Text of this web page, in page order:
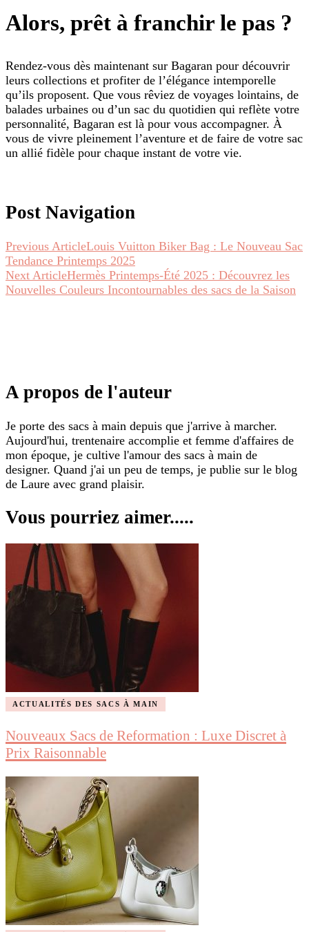
Alors, prêt à franchir le pas ?
Rendez-vous dès maintenant sur Bagaran pour découvrir
leurs collections et profiter de l’élégance intemporelle
qu’ils proposent. Que vous rêviez de voyages lointains, de
balades urbaines ou d’un sac du quotidien qui reflète votre
personnalité, Bagaran est là pour vous accompagner. À
vous de vivre pleinement l’aventure et de faire de votre sac
un allié fidèle pour chaque instant de votre vie.
Post Navigation
Previous ArticleLouis Vuitton Biker Bag : Le Nouveau Sac
Tendance Printemps 2025
Next ArticleHermès Printemps-Été 2025 : Découvrez les
Nouvelles Couleurs Incontournables des sacs de la Saison
A propos de l'auteur
Je porte des sacs à main depuis que j'arrive à marcher.
Aujourd'hui, trentenaire accomplie et femme d'affaires de
mon époque, je cultive l'amour des sacs à main de
designer. Quand j'ai un peu de temps, je publie sur le blog
de Laure avec grand plaisir.
Vous pourriez aimer.....
ACTUALITÉS DES SACS À MAIN
Nouveaux Sacs de Reformation : Luxe Discret à
Prix Raisonnable